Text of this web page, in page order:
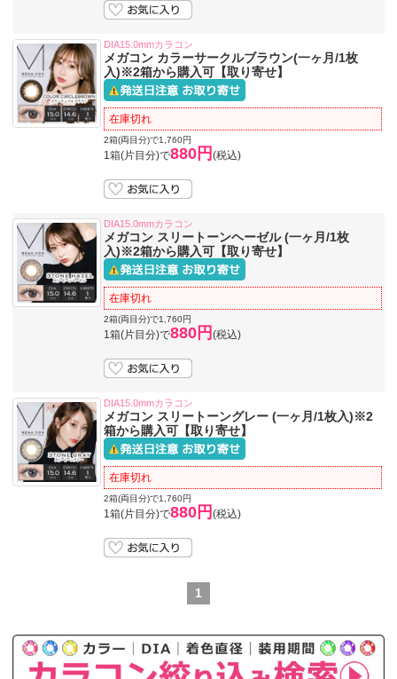
DIA15.0mmカラコン
メガコン カラーサークルブラウン(一ヶ月/1枚
入)※2箱から購入可【取り寄せ】
在庫切れ
2箱(両目分)で1,760円
1箱(片目分)で880円 (税込)
DIA15.0mmカラコン
メガコン スリートーンヘーゼル (一ヶ月/1枚
入)※2箱から購入可【取り寄せ】
在庫切れ
2箱(両目分)で1,760円
1箱(片目分)で880円 (税込)
DIA15.0mmカラコン
メガコン スリートーングレー (一ヶ月/1枚入)※2
箱から購入可【取り寄せ】
在庫切れ
2箱(両目分)で1,760円
1箱(片目分)で880円 (税込)
1